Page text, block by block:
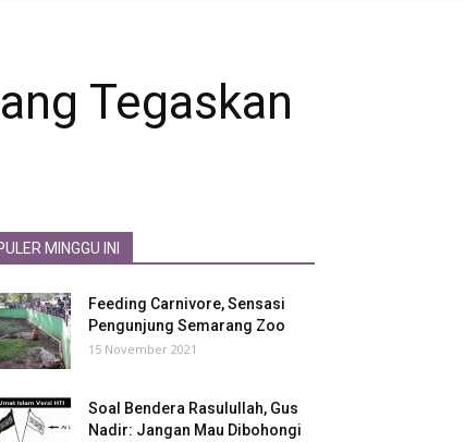
Tegaskan
MINGGU INI
Feeding Carnivore, Sensasi
Pengunjung Semarang Zoo
15 November 2021
Soal Bendera Rasulullah, Gus
Nadir: Jangan Mau Dibohongi